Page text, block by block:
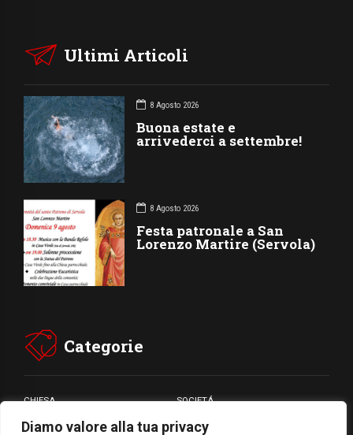
Diamo valore alla tua privacy
Ultimi Articoli
8 Agosto 2026
Buona estate e
arrivederci a settembre!
8 Agosto 2026
Festa patronale a San
Lorenzo Martire (Servola)
Categorie
CHIESA SOCIETÁ
CARITÁ GIUBILEO